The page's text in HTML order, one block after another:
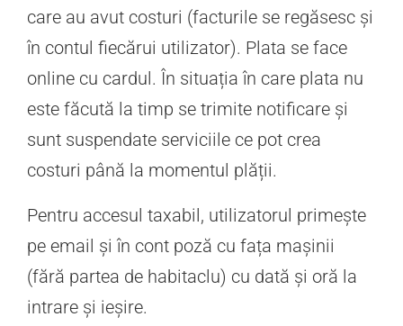
care au avut costuri (facturile se regăsesc și
în contul fiecărui utilizator). Plata se face
online cu cardul. În situația în care plata nu
este făcută la timp se trimite notificare și
sunt suspendate serviciile ce pot crea
costuri până la momentul plății.
Pentru accesul taxabil, utilizatorul primește
pe email și în cont poză cu fața mașinii
(fără partea de habitaclu) cu dată și oră la
intrare și ieșire.